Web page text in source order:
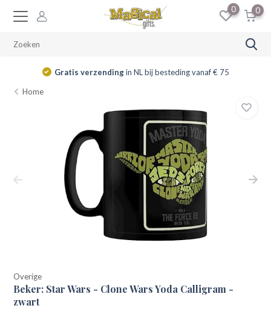
0 0
Gratis verzendingin NL bij besteding vanaf € 75
Home
Overige
Beker: Star Wars - Clone Wars Yoda Calligram -
zwart